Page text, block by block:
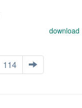
download
114